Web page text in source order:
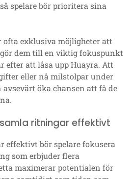
spelare bör prioritera sina
ofta exklusiva möjligheter att
dem till en viktig fokuspunkt
efter att låsa upp Huayra. Att
eller nå milstolpar under
avsevärt öka chansen att få de
ritningar effektivt
effektivt bör spelare fokusera
som erbjuder flera
maximerar potentialen för